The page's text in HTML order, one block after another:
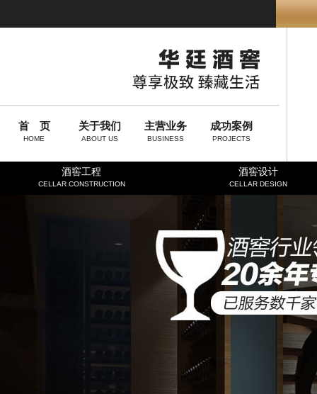
首 页
HOME
关于我们
ABOUT US
主营业务
BUSINESS
成功案例
PROJECTS
酒窖工程
CELLAR CONSTRUCTION
酒窖设计
CELLAR DESIGN